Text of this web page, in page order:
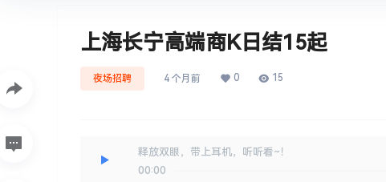
上海长宁高端商K日结15起
夜场招聘 4 个月前 0 15
释放双眼，带上耳机，听听看~！
00:00